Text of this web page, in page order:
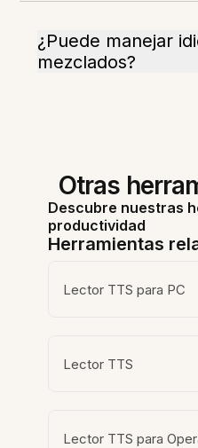
¿Puede manejar
mezclados?
Otras
Descubre nuestras
productividad
Herramientas
Lector TTS para PC
Lector TTS
Lector TTS para